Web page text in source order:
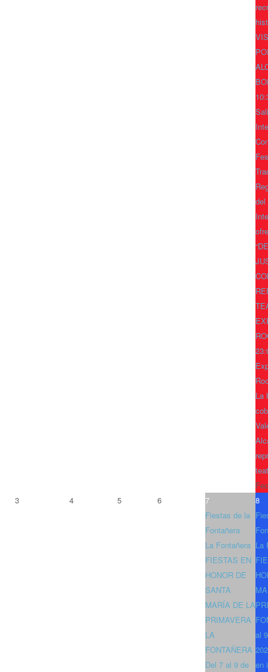
del
La
3
4 5 6
7
Fiestas de la
Fontañera
La Fontañera
FIESTAS EN
HONOR DE
SANTA
MARÍA DE LA
PRIMAVERA
LA
FONTAÑERA
Del 7 al 9 de
8
La
al
en